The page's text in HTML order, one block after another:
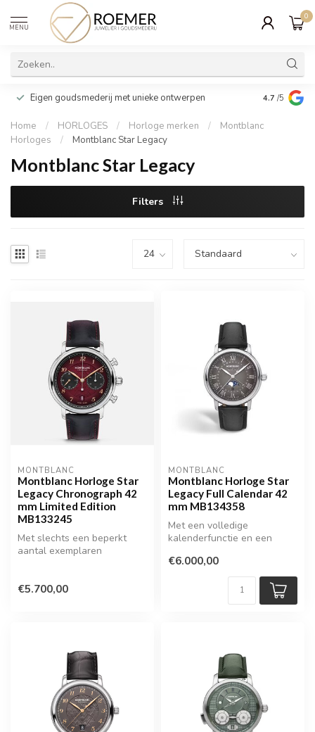
MENU
0
Eigen goudsmederij met unieke ontwerpen Wij
cadeau
4.7 /5
Home / HORLOGES / Horloge merken /
Montblanc
Horloges
/ Montblanc Star Legacy
Montblanc Star Legacy
Filters
MONTBLANC
Montblanc Horloge Star
Legacy Chronograph 42
mm Limited Edition
MB133245
Met slechts een beperkt
aantal exemplaren
€5.700,00
MONTBLANC
Montblanc Horloge Star
Legacy Full Calendar 42
mm MB134358
Met een volledige
kalenderfunctie en een
een stijl...
€6.000,00